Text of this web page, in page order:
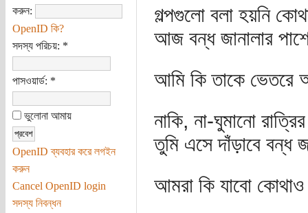
করুন:
OpenID কি?
সদস্য পরিচয়: *
পাসওয়ার্ড: *
ভুলোনা আমায়
OpenID ব্যবহার করে লগইন
করুন
Cancel OpenID login
সদস্য নিবন্ধন
গল্পগুলো বলা হয়নি
আজ বন্ধ জানালার
আমি কি তাকে ভেতরে
নাকি, না-ঘুমানো
তুমি এসে দাঁড়াবে বন্ধ
আমরা কি যাবো